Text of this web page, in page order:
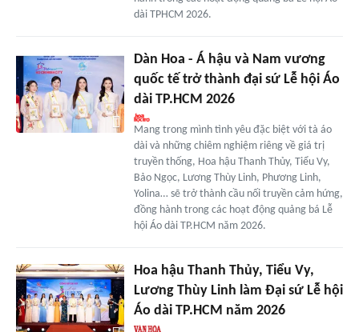
dài TPHCM 2026.
Dàn Hoa - Á hậu và Nam vương
quốc tế trở thành đại sứ Lễ hội Áo
dài TP.HCM 2026
Mang trong mình tình yêu đặc biệt với tà áo
dài và những chiêm nghiệm riêng về giá trị
truyền thống, Hoa hậu Thanh Thủy, Tiểu Vy,
Bảo Ngọc, Lương Thùy Linh, Phương Linh,
Yolina… sẽ trở thành cầu nối truyền cảm hứng,
đồng hành trong các hoạt động quảng bá Lễ
hội Áo dài TP.HCM năm 2026.
Hoa hậu Thanh Thủy, Tiểu Vy,
Lương Thùy Linh làm Đại sứ Lễ hội
Áo dài TP.HCM năm 2026